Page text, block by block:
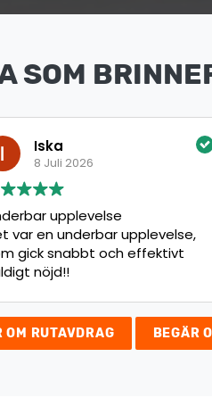
SOM
upplevelse,
och effektivt
OM RUTAVDRAG BEGÄR